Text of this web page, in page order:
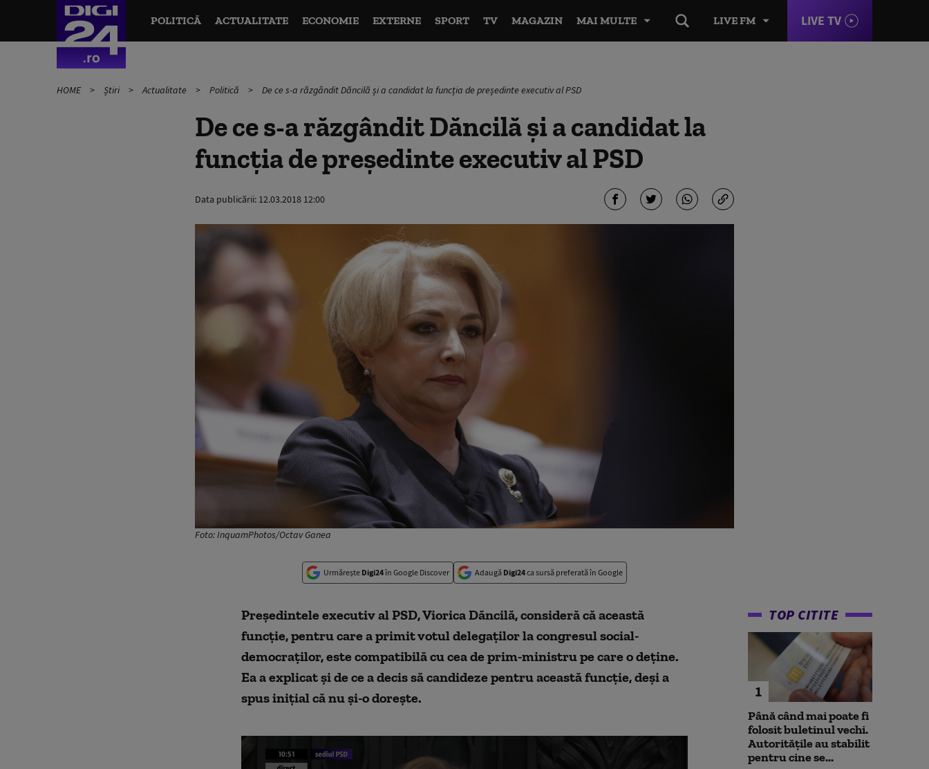
LIVE FM LIVE TV
POLITICĂ ACTUALITATE ECONOMIE EXTERNE SPORT TV MAGAZIN MAI MULTE
HOME Știri Actualitate Politică De ce s-a răzgândit Dăncilă și a candidat la funcția de președinte executiv al PSD
De ce s-a răzgândit Dăncilă și a candidat la
funcția de președinte executiv al PSD
Data publicării: 12.03.2018 12:00
Foto: InquamPhotos/Octav Ganea
Urmărește Digi24în Google Discover Adaugă Digi24ca sursă preferată în Google
Preşedintele executiv al PSD, Viorica Dăncilă, consideră că această
funcţie, pentru care a primit votul delegaților la congresul social-
democraților, este compatibilă cu cea de prim-ministru pe care o deţine.
Ea a explicat și de ce a decis să candideze pentru această funcție, deși a
spus inițial că nu și-o dorește.
TOP CITITE
1
Până când mai poate fi
folosit buletinul vechi.
Autoritățile au stabilit
pentru cine se...